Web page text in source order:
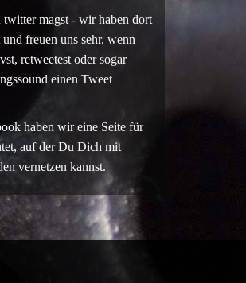
twitter magst - wir haben dort
freuen uns sehr, wenn
retweetest oder sogar
einen Tweet
haben wir eine Seite für
auf der Du Dich mit
vernetzen kannst.